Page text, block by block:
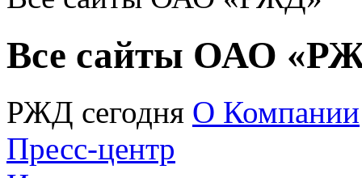
Все сайты ОАО
РЖД сегодня О Компании
Пресс-центр